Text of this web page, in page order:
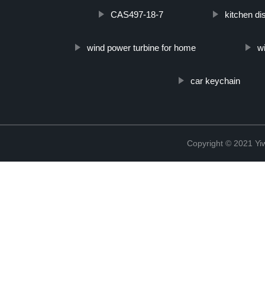
CAS497-18-7 kitchen
wind power turbine for home
car keychain
Copyright © 2021